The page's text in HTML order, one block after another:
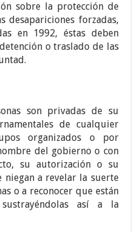
sobre la protección de
desapariciones forzadas,
en 1992, éstas deben
o traslado de las
son privadas de su
de cualquier
organizados o por
del gobierno o con
su autorización o su
niegan a revelar la suerte
o a reconocer que están
así a la